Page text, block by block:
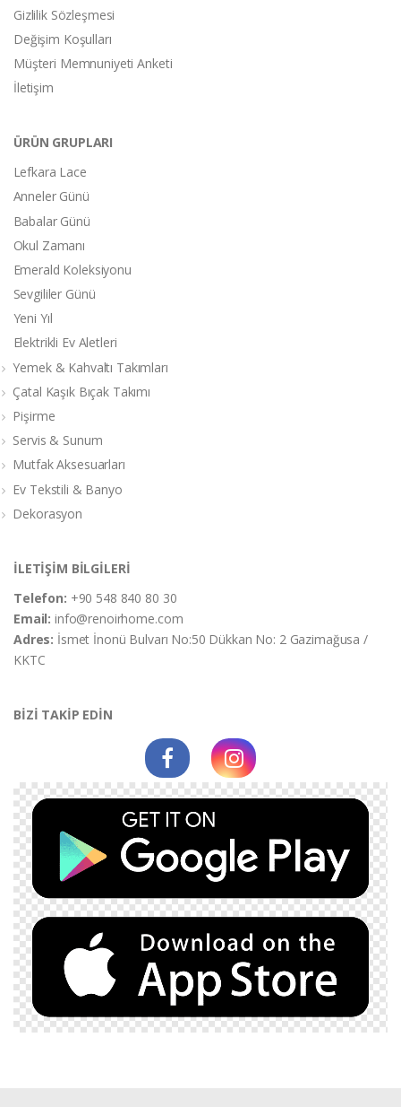
Gizlilik Sözleşmesi
Değişim Koşulları
Müşteri Memnuniyeti Anketi
İletişim
ÜRÜN GRUPLARI
Lefkara Lace
Anneler Günü
Babalar Günü
Okul Zamanı
Emerald Koleksiyonu
Sevgililer Günü
Yeni Yıl
Elektrikli Ev Aletleri
Yemek & Kahvaltı Takımları
Çatal Kaşık Bıçak Takımı
Pişirme
Servis & Sunum
Mutfak Aksesuarları
Ev Tekstili & Banyo
Dekorasyon
İLETİŞİM BİLGİLERİ
Telefon: +90 548 840 80 30
Email:info@renoirhome.com
Adres: İsmet İnonü Bulvarı No:50 Dükkan No: 2 Gazimağusa /
KKTC
BİZİ TAKİP EDİN